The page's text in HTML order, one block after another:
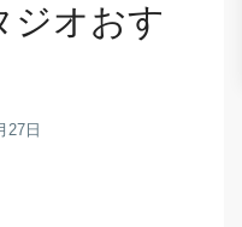
ジオおす
27日